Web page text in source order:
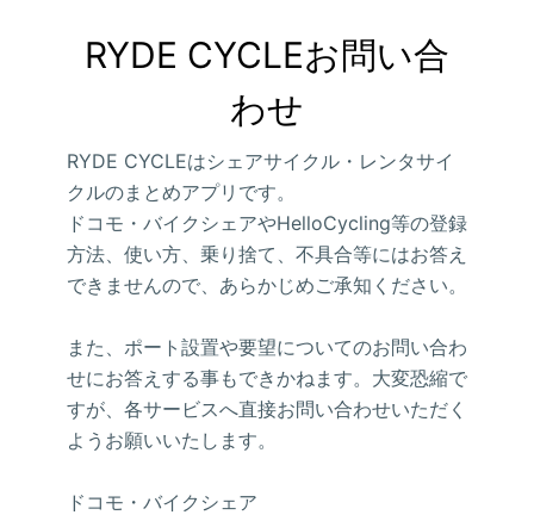
RYDE CYCLEお問い合
わせ
RYDE CYCLEはシェアサイクル・レンタサイ
クルのまとめアプリです。
ドコモ・バイクシェアやHelloCycling等の登録
方法、使い方、乗り捨て、不具合等にはお答え
できませんので、あらかじめご承知ください。
また、ポート設置や要望についてのお問い合わ
せにお答えする事もできかねます。大変恐縮で
すが、各サービスへ直接お問い合わせいただく
ようお願いいたします。
ドコモ・バイクシェア